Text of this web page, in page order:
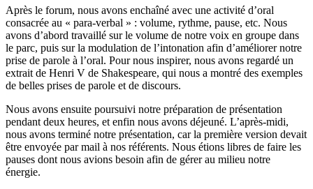
Après le forum, nous avons enchaîné avec une activité d’oral
consacrée au « para-verbal » : volume, rythme, pause, etc. Nous
avons d’abord travaillé sur le volume de notre voix en groupe dans
le parc, puis sur la modulation de l’intonation afin d’améliorer notre
prise de parole à l’oral. Pour nous inspirer, nous avons regardé un
extrait de Henri V de Shakespeare, qui nous a montré des exemples
de belles prises de parole et de discours.
Nous avons ensuite poursuivi notre préparation de présentation
pendant deux heures, et enfin nous avons déjeuné. L’après-midi,
nous avons terminé notre présentation, car la première version devait
être envoyée par mail à nos référents. Nous étions libres de faire les
pauses dont nous avions besoin afin de gérer au milieu notre
énergie.